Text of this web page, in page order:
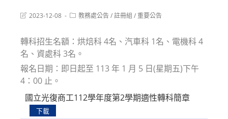
Post2023-12-08
Post教務處公告/註冊組 /重要公告
轉科招生名額：烘焙科 4名、汽車科 1名、電機科 4
名、資處科 3名。
報名日期：即日起至 113 年 1 月 5 日(星期五)下午
4：00 止。
國立光復商工112學年度第2學期適性轉科簡章
下載